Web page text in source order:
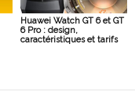
Huawei Watch GT 6 et GT
6 Pro : design,
caractéristiques et tarifs